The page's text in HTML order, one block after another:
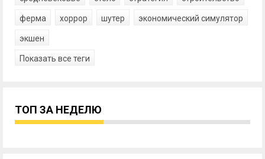
ферма хоррор шутер экономический симулятор
экшен
Показать все теги
ТОП ЗА НЕДЕЛЮ